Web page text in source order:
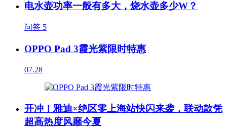
电水壶功率一般有多大，烧水壶多少W？
问答 5
OPPO Pad 3霞光紫限时特惠
07.28
开冲！雅迪×绝区零上海站快闪来袭，联动款凭
超高热度风靡今夏